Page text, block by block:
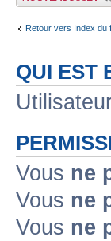
Retour vers Index du
QUI EST
Vous ne
Vous ne
Vous ne